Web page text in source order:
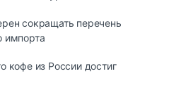
сокращать перечень
импорта
кофе из России достиг